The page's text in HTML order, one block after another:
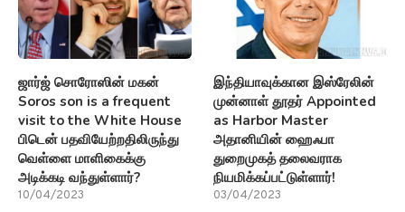
ஜார்ஜ் சொரோஸின் மகன்
Soros son is a frequent
visit to the White House
பிடென் பதவியேற்றதிலிருந்து
வெள்ளை மாளிகைக்கு
அடிக்கடி வந்துள்ளார்?
10/04/2023
இந்தியாவுக்கான இஸ்ரேலின்
முன்னாள் தூதர் Appointed
as Harbor Master
அதானியின் ஹைஃபா
துறைமுகத் தலைவராக
நியமிக்கப்பட்டுள்ளார்!
03/04/2023